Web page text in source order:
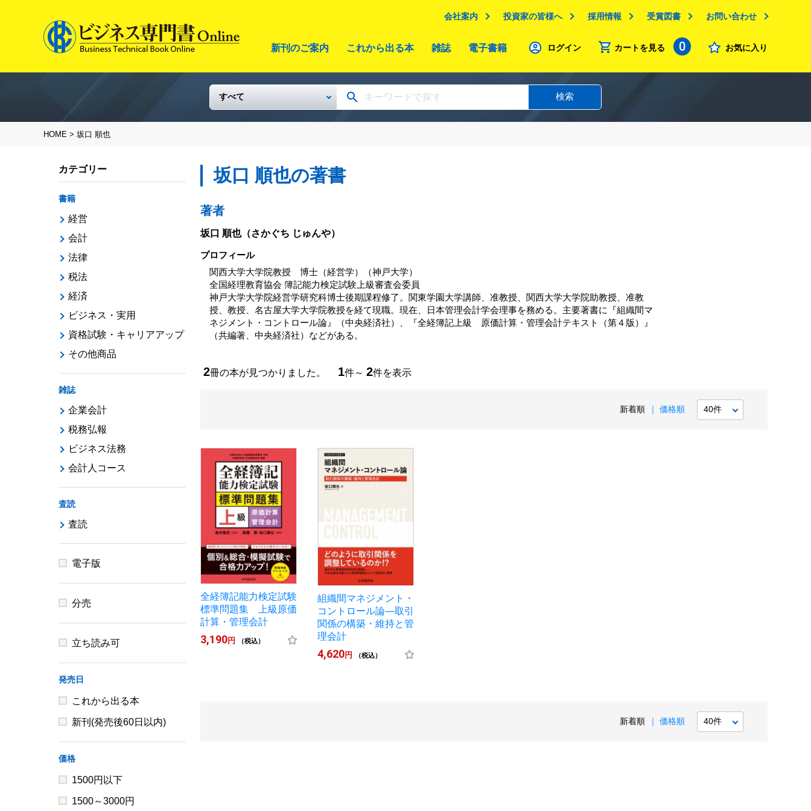
会社案内 投資家の皆様へ 採用情報 受賞図書 お問い合わせ
新刊のご案内 これから出る本 雑誌 電子書籍 ログイン カートを見る 0 お気に入り
検索
HOME > 坂口 順也
坂口 順也の著書
著者
坂口 順也（さかぐち じゅんや）
プロフィール
関西大学大学院教授 博士（経営学）（神戸大学）
全国経理教育協会 簿記能力検定試験上級審査会委員
神戸大学大学院経営学研究科博士後期課程修了。関東学園大学講師、准教授、関西大学大学院助教授、准教
授、教授、名古屋大学大学院教授を経て現職。現在、日本管理会計学会理事を務める。主要著書に『組織間マ
ネジメント・コントロール論』（中央経済社）、『全経簿記上級 原価計算・管理会計テキスト（第４版）』
（共編著、中央経済社）などがある。
2冊の本が見つかりました。 1件～ 2件を表示
新着順 価格順
全経簿記能力検定試験
標準問題集 上級原価
計算・管理会計
3,190円 （税込）
組織間マネジメント・
コントロール論―取引
関係の構築・維持と管
理会計
4,620円 （税込）
新着順 価格順
カテゴリー
書籍
経営
会計
法律
税法
経済
ビジネス・実用
資格試験・キャリアアップ
その他商品
雑誌
企業会計
税務弘報
ビジネス法務
会計人コース
査読
査読
電子版
分売
立ち読み可
発売日
これから出る本
新刊(発売後60日以内)
価格
1500円以下
1500～3000円